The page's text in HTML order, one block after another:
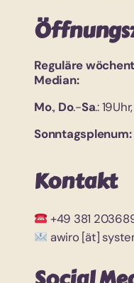
Reguläre
Median:
Mo., Do.-Sa.: 19Uhr,
Sonntagsplenum:
Kontakt
+49 381
awiro [ät]